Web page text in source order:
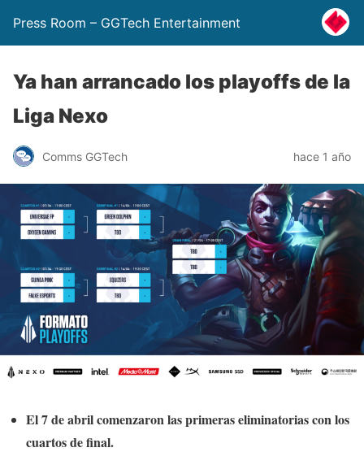
Press Room – GGTech Entertainment
Ya han arrancado los playoffs de la
Liga Nexo
Comms GGTech hace 1 año
El 7 de abril comenzaron las primeras eliminatorias con los
cuartos de final.